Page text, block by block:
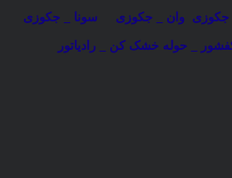
جکوزی وان _ جکوزی سونا _ جکوزی
_ حوله خشک کن _ رادیاتور